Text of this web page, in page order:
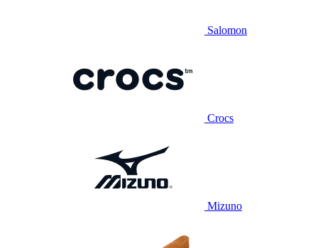
Salomon
Crocs
Mizuno